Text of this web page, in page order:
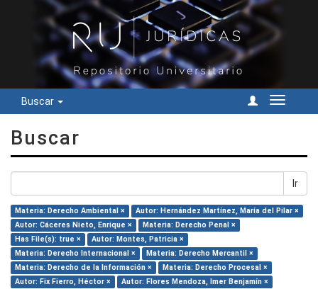
Buscar
Cambiar
Buscar
Ir
Materia: Derecho Ambiental ×
Autor: Hernández Martínez, María del Pilar ×
Autor: Cáceres Nieto, Enrique ×
Materia: Derecho Penal ×
Has File(s): true ×
Autor: Montes, Patricia ×
Materia: Derecho Internacional ×
Materia: Derecho Mercantil ×
Materia: Derecho de la Información ×
Materia: Derecho Procesal ×
Autor: Fix Fierro, Héctor ×
Autor: Flores Mendoza, Imer Benjamín ×